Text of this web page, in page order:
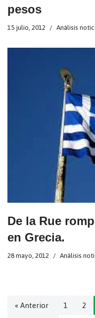
pesos
15 julio, 2012 Análisis
De la Rue
en Grecia.
28 mayo, 2012 Análisis
« Anterior 1 2